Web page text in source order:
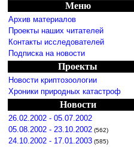
Меню
Архив материалов
Проекты наших читателей
Контакты исследователей
Подписка на новости
Проекты
Новости криптозоологии
Хроники природных катастроф
Новости
26.02.2002 - 05.07.2002
05.08.2002 - 23.10.2002 (562)
24.10.2002 - 17.01.2003 (585)